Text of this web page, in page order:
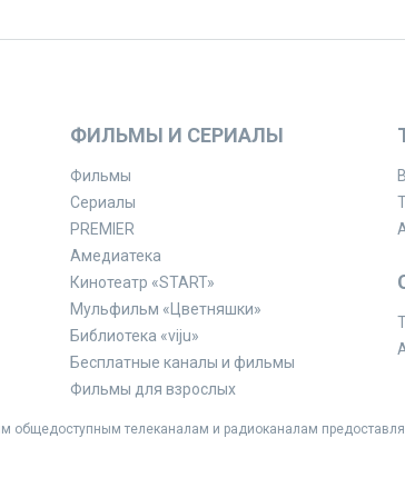
ФИЛЬМЫ И СЕРИАЛЫ
Фильмы
Сериалы
PREMIER
Амедиатека
Кинотеатр «START»
Мульфильм «Цветняшки»
Библиотека «viju»
Бесплатные каналы и фильмы
Фильмы для взрослых
общедоступным телеканалам и радиоканалам